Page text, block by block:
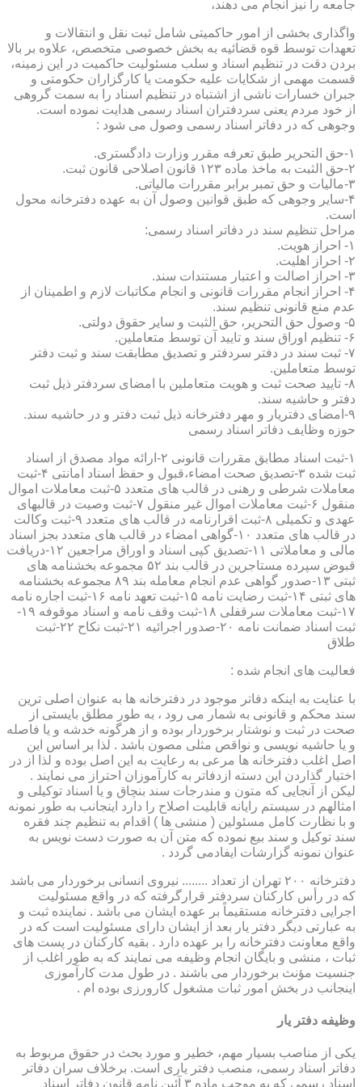
جامعه را نیز انجام می دهند،
واگذاری بخشی از امور حاکمیتی شامل ثبت نقل و انتقالات و
تعهدات توسط قوه قضائیه به بخش خصوصی متخصص، علاوه بر بالا
بردن دقت در تنظیم اسناد و سلب مسئولیت حاکمیت در این زمینه،
قسمت مهمی از شکایات علیه حکومت یا کارگزاران حکومتی و
جبران خسارات ناشی از اشتباه در تنظیم اسناد را به سمت گروهی
از خود مردم یعنی سردفتران اسناد رسمی هدایت نموده است.
وجوهی که در دفاتر اسناد رسمی وصول می شود :
۱-حق التحریر طبق تعرفه مقرر وزارت دادگستری.
۲-حق الثبت به ماخذ ماده ۱۲۳ قانون اصلاحی قانون ثبت.
۳-مالیات و حق تمبر برابر مقررات مالیاتی.
۴-سایر وجوهی که طبق قوانین وصول آن به عهده دفترخانه محول
است.
مراحل تنظیم سند در دفاتر اسناد رسمی:
۱- احراز هویت.
۲- احراز اهلیت.
۳- احراز اصالت و اعتبار مستندات سند.
۴- احراز انجام مقررات قانونی و انجام مکاتبات لازم و اطمینان از
عدم منع قانونی تنظیم سند.
۵- وصول حق التحریر، حق الثبت و سایر حقوق دولتی.
۶- تنظیم اوراق سند و تایید آن توسط متعاملین.
۷- ثبت سند در دفتر سردفتر و تصدیق مطابقت سند و ثبت دفتر
توسط متعاملین.
۸- تایید صحت ثبت و هویت متعاملین با امضای سردفتر ذیل ثبت
دفتر و حاشیه سند.
۹-امضای دفتریار و مهر دفترخانه ذیل ثبت دفتر و در حاشیه سند.
حوزه وظایف دفاتر اسناد رسمی
۱-ثبت اسناد مطابق مقررات قانونی ۲-ارائه مواد مصدق از اسناد
ثبت شده ۳-تصدیق صحت امضاء،قبول و حفظ اسناد امانتی ۴-ثبت
معاملات شرطی و رهنی در قالب های متعدد ۵-ثبت معاملات اموال
منقول ۶-ثبت معاملات اموال غیر منقول ۷-ثبت وصیت در قالبهای
عهدی و تکمیلی ۸-ثبت اقرارنامه در قالب های متعدد ۹-ثبت وکالت
در قالب های متعدد ۱۰-گواهی امضاء در قالب های متعدد بجز اسناد
مالی و معاملاتی ۱۱-تصدیق کپی اسناد و اوراق مراجعین ۱۲-دریافت
قبوض سپرده مستاجرین در قالب بند ۵۲ مجموعه بخشنامه های
ثبتی ۱۳-صدور گواهی عدم انجام معامله بند ۸۹ مجموعه بخشنامه
های ثبتی ۱۴-ثبت رضایت نامه ۱۵-ثبت تعهد نامه ۱۶-ثبت اجاره نامه
۱۷-ثبت معاملات سرقفلی ۱۸-ثبت وقف نامه و اسناد موقوفه ۱۹-
ثبت اسناد ضمانت نامه ۲۰-صدور اجرائیه ۲۱-ثبت نکاح ۲۲-ثبت
طلاق
فعالیت های انجام شده :
با عنایت به اینکه دفاتر موجود در دفترخانه ها به عنوان اصلی ترین
سند محکم و قانونی به شمار می رود ، به طور مطلق بایستی از
صحت در ثبت و نوشتار برخوردار بوده و از هرگونه خدشه و یا فاصله
و یا حاشیه نویسی و نواقص مثلی مصون باشد . لذا بر اساس این
اصل اغلب دفترخانه ها مرعی به رعایت به این اصل بوده و لذا از در
اختیار گذاردن این دسته ازدفاتر به کارآموزان احتراز می نمایند .
لیکن از آنجایی که متون و مندرجات سند بنچاق و یا اسناد توکیلی و
امثالهم در سیستم رایانه قابلیت اصلاح را دارد اینجانب به طور نمونه
و با نظارت کامل مسئولین ( منشی ها ) اقدام به تنظیم چند فقره
سند توکیل و سند بیع نموده که متن آن به صورت دست نویس به
عنوان نمونه گزارشات ایفادمی گردد .
دفترخانه ۲۰۰ تهران از تعداد ........ نیروی انسانی برخوردار می باشد
که در رأس کارکنان سردفتر قرارگرفته که در واقع مسئولیت
اجرایی دفترخانه مستقیماً بر عهده ایشان می باشد . نماینده ثبت و
به عبارتی دیگر دفتر یار بعد از ایشان دارای مسئولیت است که در
واقع معاونت دفترخانه را بر عهده دارد . بقیه کارکنان در پست های
ثبات ، منشی و بایگان انجام وظیفه می نمایند که به طور اغلب از
جنسیت مؤنث برخوردار می باشند . در طول مدت کارآموزی
اینجانب در بخش امور ثبات مشغول کارورزی بوده ام .
وظیفه دفتر یار
یكی از مناصب بسیار مهم، خطیر و مورد بحث در حقوق مربوط به
دفاتر اسناد رسمی، منصب دفتر یاری است. برخلاف سران دفاتر
اسناد رسمی كه به موجب ماده ۳ آئین نامه قانون دفاتر اسناد